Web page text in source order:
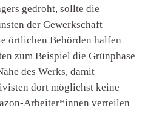
gedroht, sollte die
der Gewerkschaft
örtlichen Behörden halfen
zum Beispiel die Grünphase
des Werks, damit
dort möglichst keine
Arbeiter*innen verteilen